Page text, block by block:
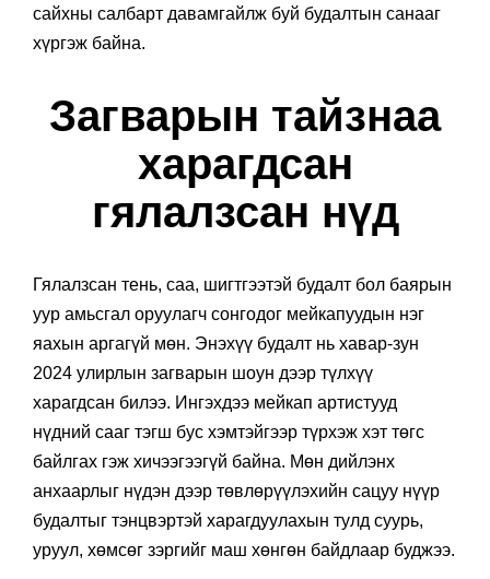
сайхны салбарт давамгайлж буй будалтын санааг
хүргэж байна.
Загварын тайзнаа
харагдсан
гялалзсан нүд
Гялалзсан тень, саа, шигтгээтэй будалт бол баярын
уур амьсгал оруулагч сонгодог мейкапуудын нэг
яахын аргагүй мөн. Энэхүү будалт нь хавар-зун
2024 улирлын загварын шоун дээр түлхүү
харагдсан билээ. Ингэхдээ мейкап артистууд
нүдний сааг тэгш бус хэмтэйгээр түрхэж хэт төгс
байлгах гэж хичээгээгүй байна. Мөн дийлэнх
анхаарлыг нүдэн дээр төвлөрүүлэхийн сацуу нүүр
будалтыг тэнцвэртэй харагдуулахын тулд суурь,
уруул, хөмсөг зэргийг маш хөнгөн байдлаар буджээ.